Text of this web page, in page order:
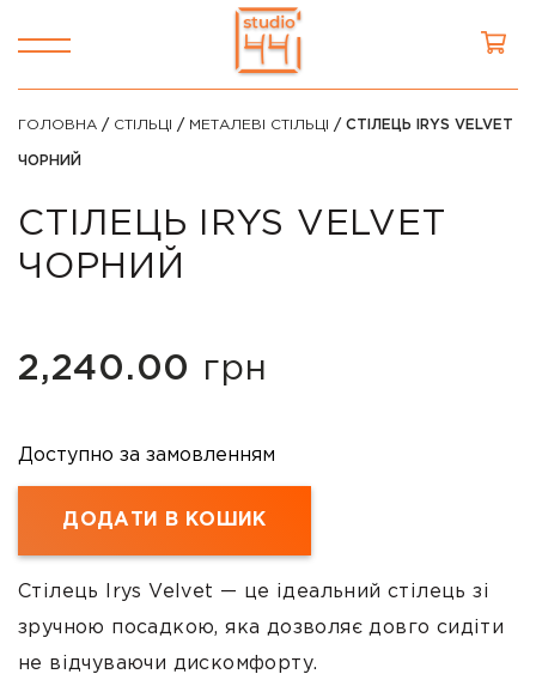
ГОЛОВНА / СТІЛЬЦІ / МЕТАЛЕВІ СТІЛЬЦІ / СТІЛЕЦЬ IRYS VELVET
ЧОРНИЙ
СТІЛЕЦЬ IRYS VELVET
ЧОРНИЙ
2,240.00 грн
Стілець Irys Velvet — це ідеальний стілець зі
зручною посадкою, яка дозволяє довго сидіти
не відчуваючи дискомфорту.
Доступно за замовленням
ДОДАТИ В КОШИК